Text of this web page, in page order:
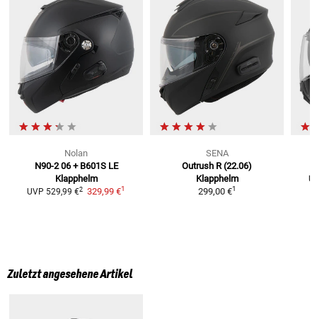
Nolan
N90-2 06 + B601S LE
Klapphelm
UVP 529,99 €2 329,99 €1
SENA
Outrush R (22.06)
Klapphelm
299,00 €1
Zuletzt angesehene Artikel